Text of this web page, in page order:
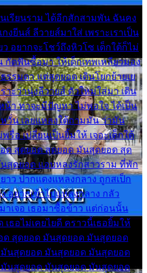
เรียนราม ได้อีกสักสามพัน ฉันคง
งยีนส์ ลีวายส์มาใส่ เพราะเราเป็น
ว อยากจะโชว์ถึงหิวโซ เด็กใต้ก็ไม่
ดฟันซื้อมา ให้เด็กเทพเหลียวมอง
รรมดา แต่สุดยอด เดินโยกย้ายเย
าะว่านุ่งลีวายส์ ตัวใหม่ใส่มา เดิน
น้า ท่าจะมีปัญหา ไม่พอใจ ได้เป็น
วั่น เลยแหลงใต้ถามมัน ว่ามัน
อ เปลี่ยนเป็นยิ้มให้ เจอะเด็กใต้
ด สุดยอด สุดยอด มันสุดยอด สุด
สุดยอด แอบหลงรักสาวราม ที่พัก
าว ปากแดงแหลงกลาง ถูกสเป็ก
อยากเข้าไปแหลงกลาง กลัว
าเจอ เธอมาซื้อข้าว แต่ก่อนนั้น
เธอไม่เคยไยดี คราวนี้เธอยิ้มให้
ด สุดยอด มันสุดยอด มันสุดยอด
นสุดยอด มันสุดยอด มันสุดยอด
นสุดยอด มันสุดยอด มันสุดยอด